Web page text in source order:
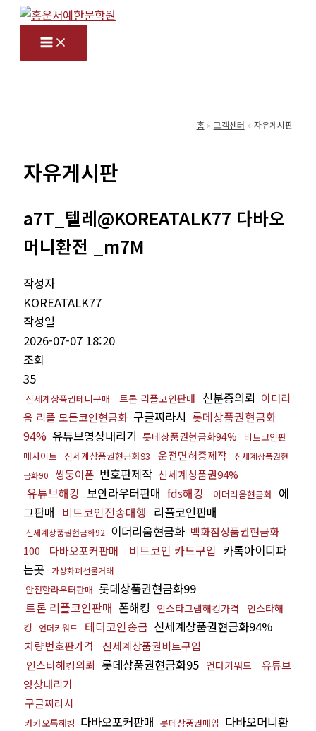
홈 고객센터 자유게시판
자유게시판
a7T_텔레@KOREATALK77 다바오
머니환전 _m7M
작성자
KOREATALK77
작성일
2026-07-07 18:20
조회
35
신세계상품권테더구매 트론 리플코인판매 신분증의뢰 이더리
움 리플 모든코인현금화 구글찌라시 롯데상품권현금화
94% 유튜브영상내리기 롯데상품권현금화94%
비트코인판
매사이트
신세계상품권현금화93 운전면허증제작
신세계상품권현
금화90
쌍둥이폰 번호판제작 신세계상품권94%
유튜브해킹 보안라우터판매 fds해킹 이더리움현금화 에
그판매 비트코인전송대행 리플코인판매
신세계상품권현금화92 이더리움현금화 백화점상품권현금화
100
다바오포커판매 비트코인 카드구입 카톡아이디파
는곳
가상화폐선물거래
안전한라우터판매 롯데상품권현금화99
트론 리플코인판매 폰해킹 인스타그램해킹가격
인스타해
킹
언더키워드 테더코인송금 신세계상품권현금화94%
차량번호판가격
신세계상품권비트구입
인스타해킹의뢰 롯데상품권현금화95 언더키워드
유튜브
영상내리기
구글찌라시
카카오톡해킹 다바오포커판매 롯데상품권매입 다바오머니환